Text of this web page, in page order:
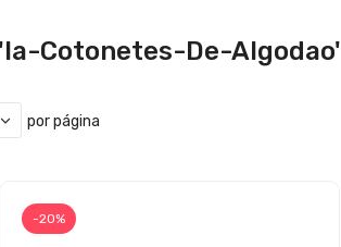
Cotonetes-De-Algodao'
por página
-20%